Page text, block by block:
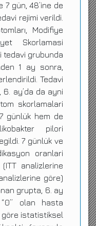
7 gün, 48’ine de
rejimi verildi.
Modifiye
Skorlamasi
tedavi grubunda
1 ay sonra,
Tedavi
6. ay’da da ayni
skorlamalari
günlük hem de
pilori
7 günlük ve
oranlari
analizlerine
göre)
grupta, 6. ay
olan hasta
göre istatistiksel